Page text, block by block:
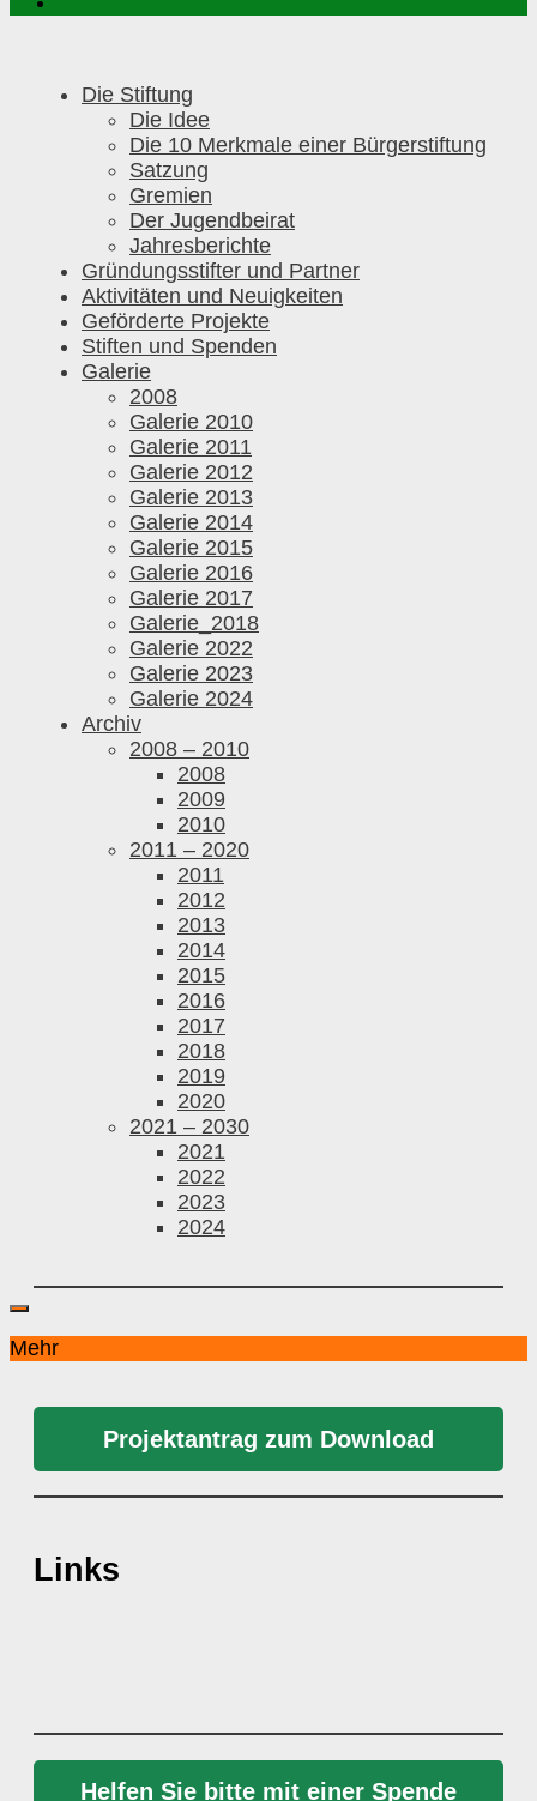
Die Stiftung
Die Idee
Die 10 Merkmale einer Bürgerstiftung
Satzung
Gremien
Der Jugendbeirat
Jahresberichte
Gründungsstifter und Partner
Aktivitäten und Neuigkeiten
Geförderte Projekte
Stiften und Spenden
Galerie
2008
Galerie 2010
Galerie 2011
Galerie 2012
Galerie 2013
Galerie 2014
Galerie 2015
Galerie 2016
Galerie 2017
Galerie_2018
Galerie 2022
Galerie 2023
Galerie 2024
Archiv
2008 – 2010
2008
2009
2010
2011 – 2020
2011
2012
2013
2014
2015
2016
2017
2018
2019
2020
2021 – 2030
2021
2022
2023
2024
Mehr
Projektantrag zum Download
Links
Helfen Sie bitte mit einer Spende